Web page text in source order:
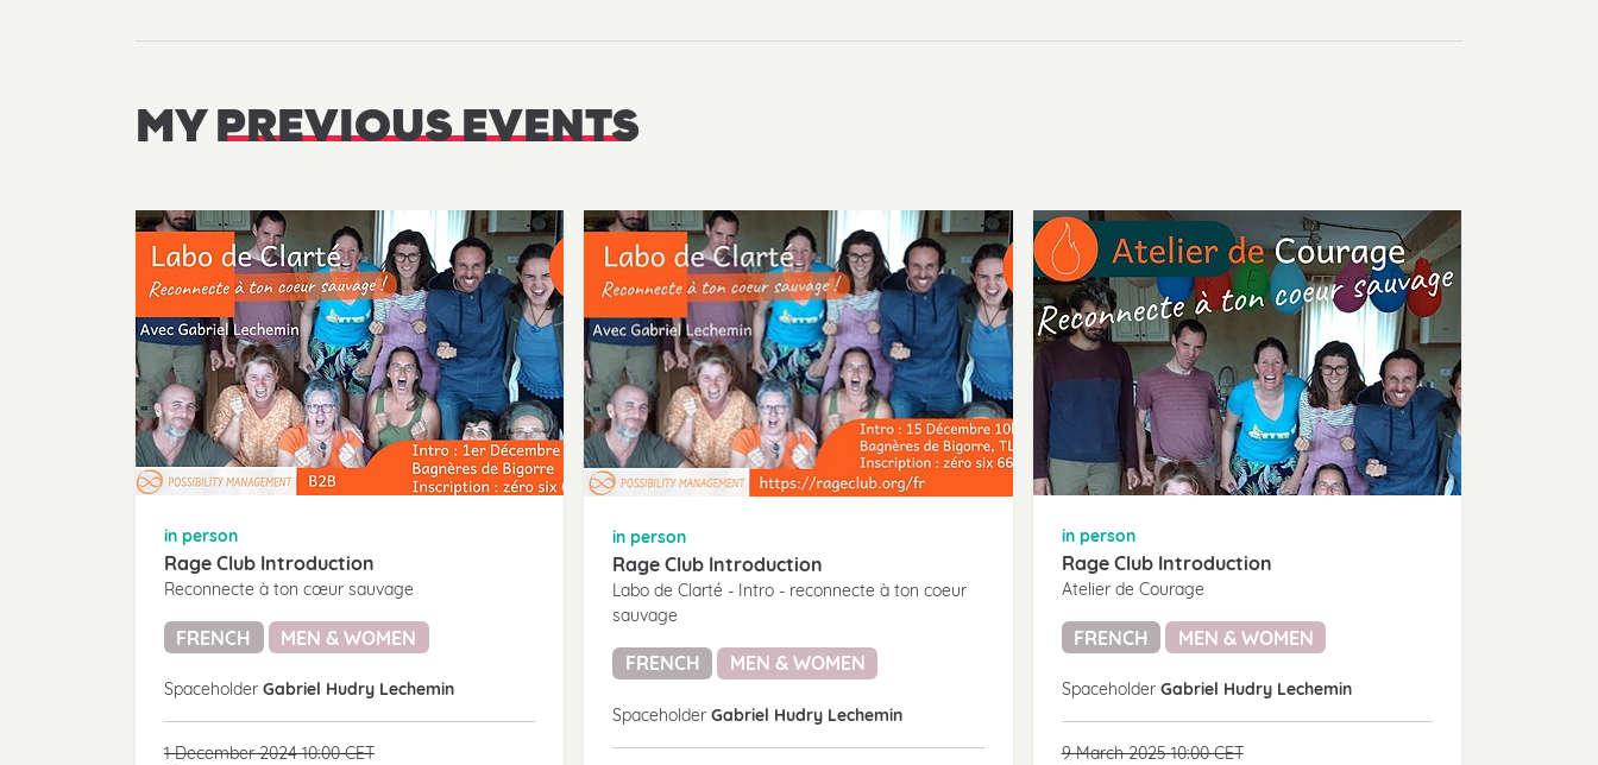
MYPREVIOUS EVENTS
in person
Rage Club Introduction
Reconnecte à ton cœur sauvage
FRENCH MEN & WOMEN
Spaceholder Gabriel Hudry Lechemin
1 December 2024 10:00 CET
in person
Rage Club Introduction
Labo de Clarté - Intro - reconnecte à ton coeur
sauvage
FRENCH MEN & WOMEN
Spaceholder Gabriel Hudry Lechemin
in person
Rage Club Introduction
Atelier de Courage
FRENCH MEN & WOMEN
Spaceholder Gabriel Hudry Lechemin
9 March 2025 10:00 CET